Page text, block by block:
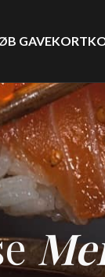
GAVEKORT